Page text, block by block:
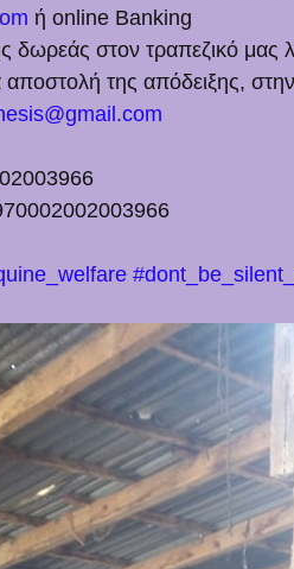
ή online Banking
δωρεάς στον τραπεζικό μας
αποστολή της απόδειξης,